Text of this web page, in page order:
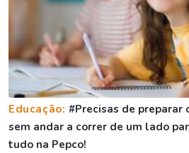
Educação:#Precisas de preparar
sem andar a correr de um lado
tudo na Pepco!